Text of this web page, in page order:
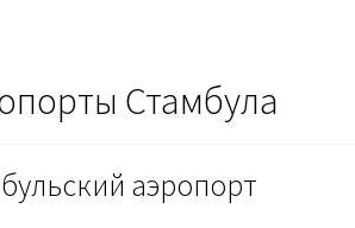
Стамбула
аэропорт